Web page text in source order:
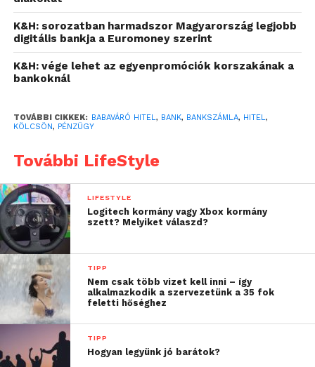
neked valójában az adott bankszámla fenntartása. Ha
a dokumentumot a netbankon keresztül kapod meg,
akkor PAD (Payment Account Directive) néven
találhatsz rá.
az adott hónapban a számlára érkező összegek és
készpénzfelvételek, a vásárlások, a csoportos
banki költségek is. A banki költségek azok,
amelyeket az avatatlan szem nehezen tud
kibogarászni az adathalmazból.
Lássuk, milyen tételek
szerepelnek a bankszámla-
díjkimutatáson
Az éves bankszámla-díjkimutatáson szerepelhet:
K&H: sorozatban harmadszor Magyarország legjobb
digitális bankja a Euromoney szerint
K&H: vége lehet az egyenpromóciók korszakának a
bankoknál
TOVÁBBI CIKKEK: BABAVÁRÓ HITEL, BANK, BANKSZÁMLA, HITEL,
KÖLCSÖN, PÉNZÜGY
További LifeStyle
LIFESTYLE
Logitech kormány vagy Xbox kormány
szett? Melyiket válaszd?
TIPP
Nem csak több vizet kell inni – így
alkalmazkodik a szervezetünk a 35 fok
feletti hőséghez
TIPP
Hogyan legyünk jó barátok?